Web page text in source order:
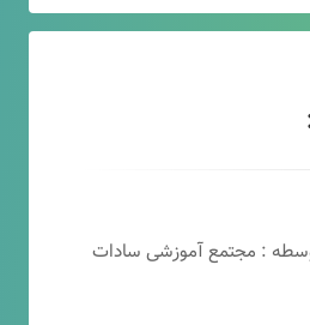
: مجتمع آموزشی سادات